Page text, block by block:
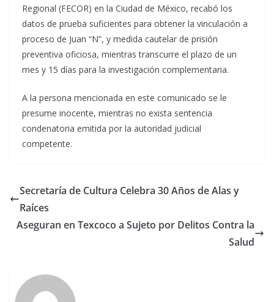
Regional (FECOR) en la Ciudad de México, recabó los
datos de prueba suficientes para obtener la vinculación a
proceso de Juan “N”, y medida cautelar de prisión
preventiva oficiosa, mientras transcurre el plazo de un
mes y 15 días para la investigación complementaria.
A la persona mencionada en este comunicado se le
presume inocente, mientras no exista sentencia
condenatoria emitida por la autoridad judicial
competente.
Secretaría de Cultura Celebra 30 Años de Alas y
Raíces
Aseguran en Texcoco a Sujeto por Delitos Contra la
Salud